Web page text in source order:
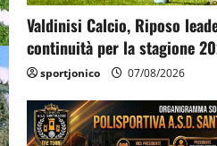
Valdinisi Calcio, Riposo
continuità per la stagione
sportjonico 07/08/2026